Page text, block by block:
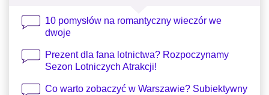
10 pomysłów na romantyczny wieczór we
dwoje
Prezent dla fana lotnictwa? Rozpoczynamy
Sezon Lotniczych Atrakcji!
Co warto zobaczyć w Warszawie? Subiektywny